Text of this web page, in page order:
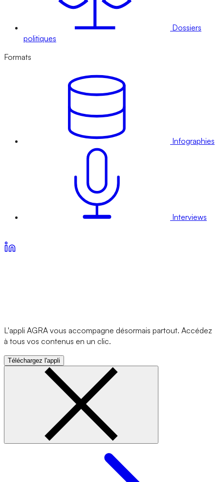
Dossiers
politiques
Formats
Infographies
Interviews
L'appli AGRA vous accompagne désormais partout. Accédez
à tous vos contenus en un clic.
Téléchargez l'appli